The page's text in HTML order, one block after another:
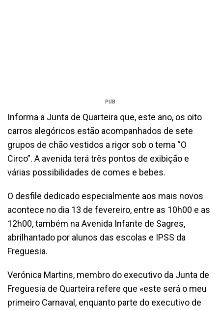
PUB
Informa a Junta de Quarteira que, este ano, os oito
carros alegóricos estão acompanhados de sete
grupos de chão vestidos a rigor sob o tema “O
Circo”. A avenida terá três pontos de exibição e
várias possibilidades de comes e bebes.
O desfile dedicado especialmente aos mais novos
acontece no dia 13 de fevereiro, entre as 10h00 e as
12h00, também na Avenida Infante de Sagres,
abrilhantado por alunos das escolas e IPSS da
Freguesia.
Verónica Martins, membro do executivo da Junta de
Freguesia de Quarteira refere que «este será o meu
primeiro Carnaval, enquanto parte do executivo de